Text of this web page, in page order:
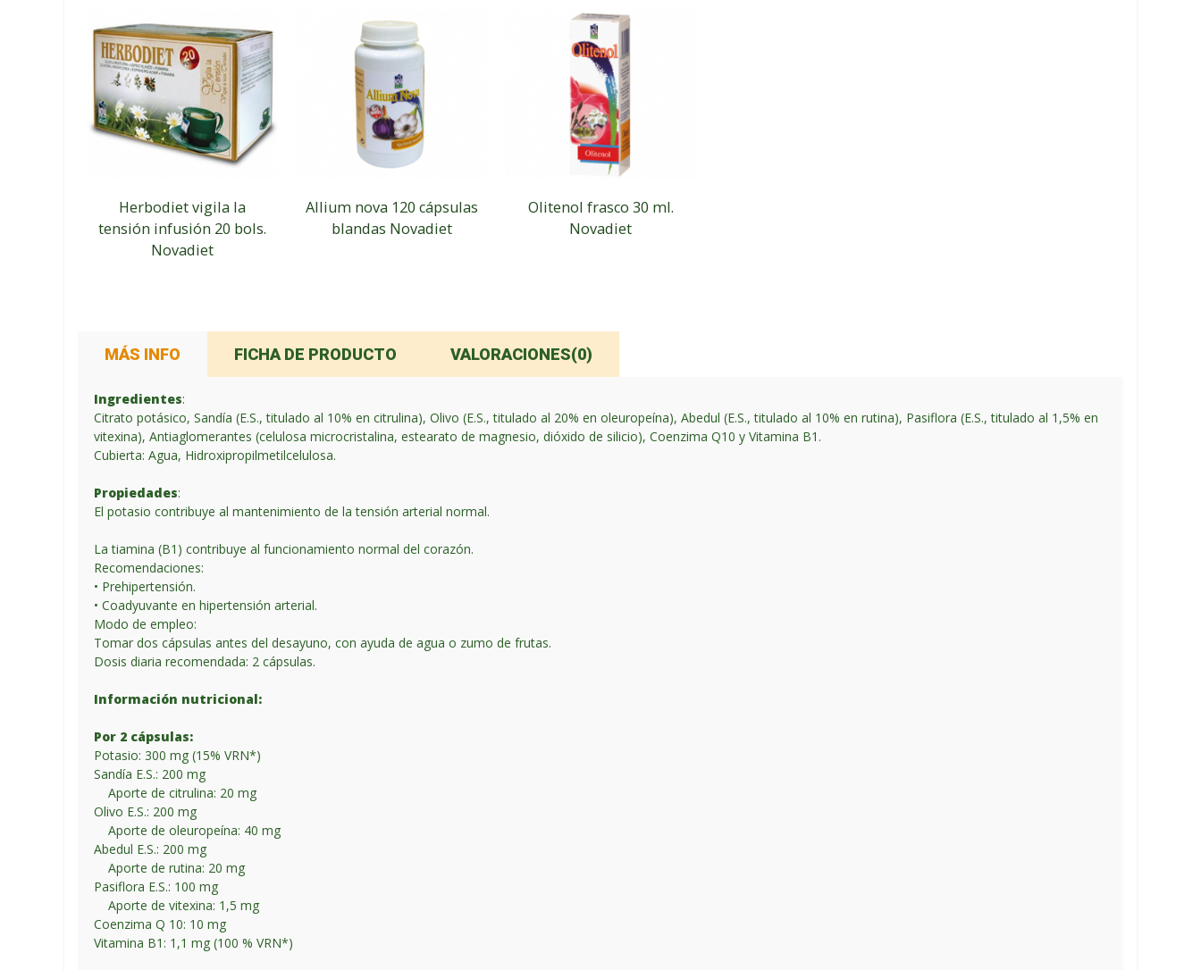
Herbodiet vigila la
tensión infusión 20 bols.
Novadiet
Allium nova 120 cápsulas
blandas Novadiet
Olitenol frasco 30 ml.
Novadiet
MÁS INFO FICHA DE PRODUCTO VALORACIONES(0)
Ingredientes:
Citrato potásico, Sandía (E.S., titulado al 10% en citrulina), Olivo (E.S., titulado al 20% en oleuropeína), Abedul (E.S., titulado al 10% en rutina), Pasiflora (E.S., titulado al 1,5% en
vitexina), Antiaglomerantes (celulosa microcristalina, estearato de magnesio, dióxido de silicio), Coenzima Q10 y Vitamina B1.
Cubierta: Agua, Hidroxipropilmetilcelulosa.
Propiedades:
El potasio contribuye al mantenimiento de la tensión arterial normal.
La tiamina (B1) contribuye al funcionamiento normal del corazón.
Recomendaciones:
• Prehipertensión.
• Coadyuvante en hipertensión arterial.
Modo de empleo:
Tomar dos cápsulas antes del desayuno, con ayuda de agua o zumo de frutas.
Dosis diaria recomendada: 2 cápsulas.
Información nutricional:
Por 2 cápsulas:
Potasio: 300 mg (15% VRN*)
Sandía E.S.: 200 mg
Aporte de citrulina: 20 mg
Olivo E.S.: 200 mg
Aporte de oleuropeína: 40 mg
Abedul E.S.: 200 mg
Aporte de rutina: 20 mg
Pasiflora E.S.: 100 mg
Aporte de vitexina: 1,5 mg
Coenzima Q 10: 10 mg
Vitamina B1: 1,1 mg (100 % VRN*)